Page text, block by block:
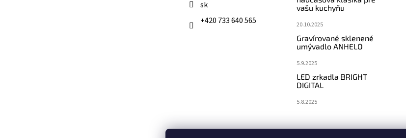
sk
+420 733 640 565
vašu kuchyňu
20.10.2025
Gravírované sklenené
umývadlo ANHELO
5.9.2025
LED zrkadla BRIGHT
DIGITAL
5.8.2025